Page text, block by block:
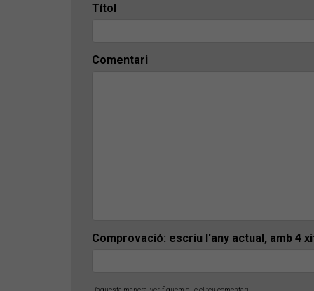
Títol
Comentari
Comprovació: escriu l'any actual, amb 4